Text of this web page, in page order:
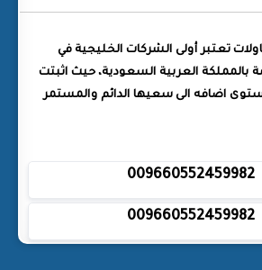
تعتبر أولى الشركات الخليجية في
بالمملكة العربية السعودية، حيث اثبتت
اضافه الى سعيها الدائم والمستمر
009660552459982
009660552459982